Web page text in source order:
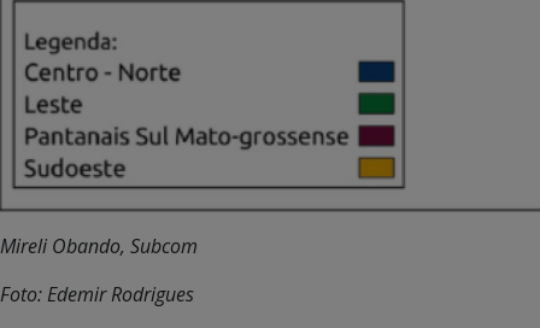
Mireli Obando, Subcom
Foto: Edemir Rodrigues